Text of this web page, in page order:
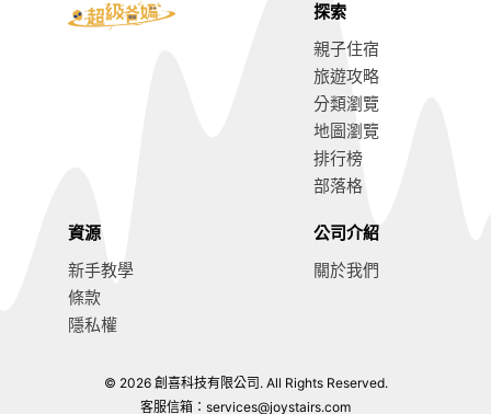
前往訂房
探索
親子住宿
旅遊攻略
分類瀏覽
地圖瀏覽
排行榜
部落格
資源
新手教學
條款
隱私權
公司介紹
關於我們
© 2026 創喜科技有限公司. All Rights Reserved.
客服信箱： services@joystairs.com